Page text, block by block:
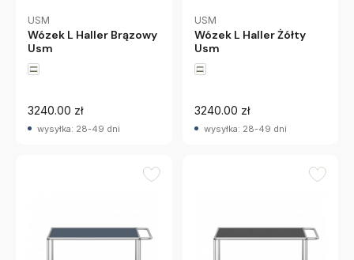
USM
Wózek L Haller Brązowy
Usm
3240.00 zł
wysyłka: 28-49 dni
USM
Wózek L Haller Żółty
Usm
3240.00 zł
wysyłka: 28-49 dni